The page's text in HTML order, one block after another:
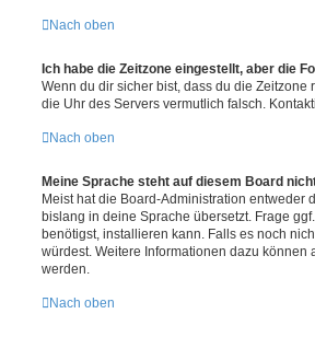
Nach oben
Ich habe die Zeitzone eingestellt, aber die
Wenn du dir sicher bist, dass du die
die Uhr des Servers vermutlich falsch.
Nach oben
Meine Sprache steht auf diesem Board
Meist hat die Board-Administration entweder
bislang in deine Sprache übersetzt. Frage
benötigst, installieren kann. Falls es noch
würdest. Weitere Informationen dazu können
werden.
Nach oben